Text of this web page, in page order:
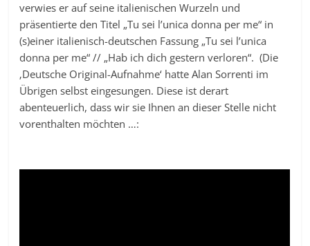
verwies er auf seine italienischen Wurzeln und
präsentierte den Titel „Tu sei l’unica donna per me“ in
(s)einer italienisch-deutschen Fassung „Tu sei l’unica
donna per me“ // „Hab ich dich gestern verloren“. (Die
‚Deutsche Original-Aufnahme‘ hatte Alan Sorrenti im
Übrigen selbst eingesungen. Diese ist derart
abenteuerlich, dass wir sie Ihnen an dieser Stelle nicht
vorenthalten möchten …: